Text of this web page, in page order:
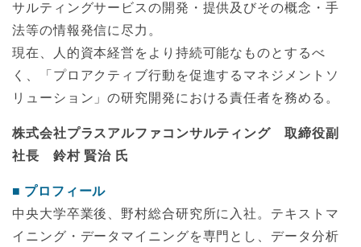
サルティングサービスの開発・提供及びその概念・手
法等の情報発信に尽力。
現在、人的資本経営をより持続可能なものとするべ
く、「プロアクティブ行動を促進するマネジメントソ
リューション」の研究開発における責任者を務める。
株式会社プラスアルファコンサルティング 取締役副
社長 鈴村 賢治 氏
プロフィール
中央大学卒業後、野村総合研究所に入社。テキストマ
イニング・データマイニングを専門とし、データ分析